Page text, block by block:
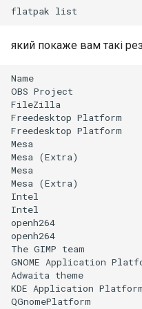
flatpak
який покаже вам такі
Name
OBS Project
FileZilla
Freedesktop
Freedesktop
Mesa
Mesa (Extra)
Mesa
Mesa (Extra)
Intel
Intel
openh264
openh264
The GIMP team
GNOME
Adwaita theme
KDE Application
QGnomePlatform